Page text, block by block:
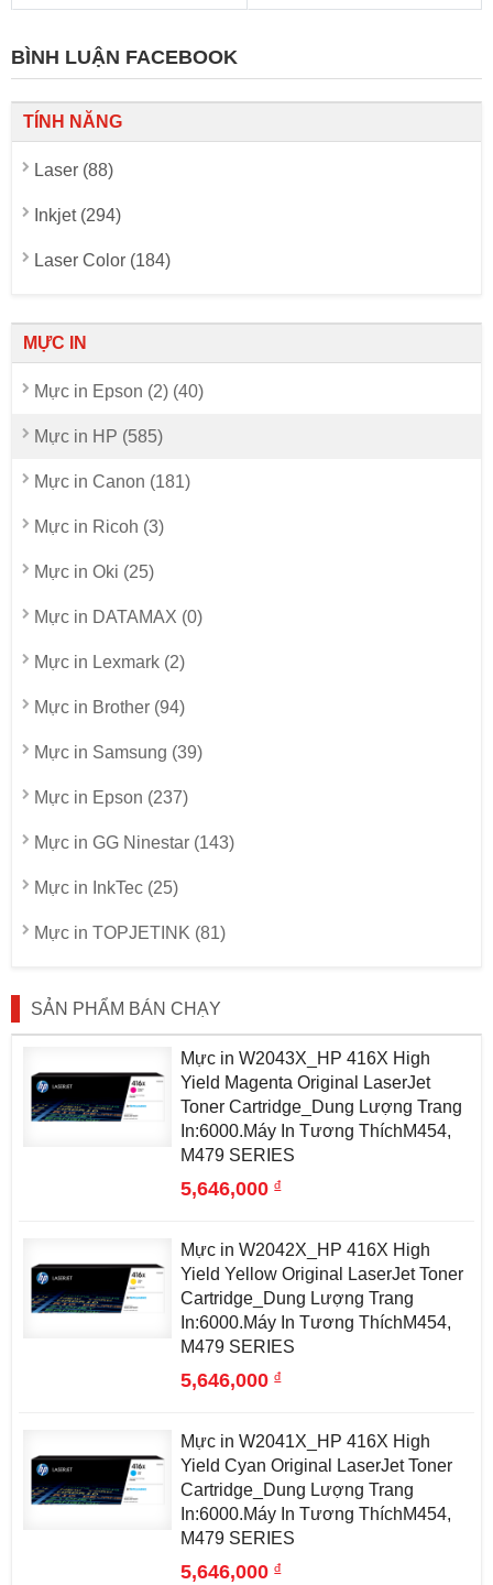
BÌNH LUẬN FACEBOOK
TÍNH NĂNG
Laser (88)
Inkjet (294)
Laser Color (184)
MỰC IN
Mực in Epson (2) (40)
Mực in HP (585)
Mực in Canon (181)
Mực in Ricoh (3)
Mực in Oki (25)
Mực in DATAMAX (0)
Mực in Lexmark (2)
Mực in Brother (94)
Mực in Samsung (39)
Mực in Epson (237)
Mực in GG Ninestar (143)
Mực in InkTec (25)
Mực in TOPJETINK (81)
SẢN PHẨM BÁN CHẠY
Mực in W2043X_HP 416X High
Yield Magenta Original LaserJet
Toner Cartridge_Dung Lượng Trang
In:6000.Máy In Tương ThíchM454,
M479 SERIES
5,646,000đ
Mực in W2042X_HP 416X High
Yield Yellow Original LaserJet Toner
Cartridge_Dung Lượng Trang
In:6000.Máy In Tương ThíchM454,
M479 SERIES
5,646,000đ
Mực in W2041X_HP 416X High
Yield Cyan Original LaserJet Toner
Cartridge_Dung Lượng Trang
In:6000.Máy In Tương ThíchM454,
M479 SERIES
5,646,000đ